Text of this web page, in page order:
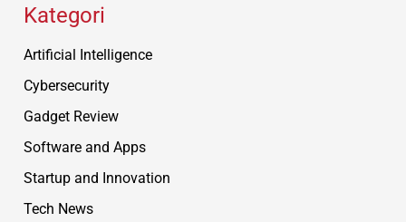
Kategori
Artificial Intelligence
Cybersecurity
Gadget Review
Software and Apps
Startup and Innovation
Tech News